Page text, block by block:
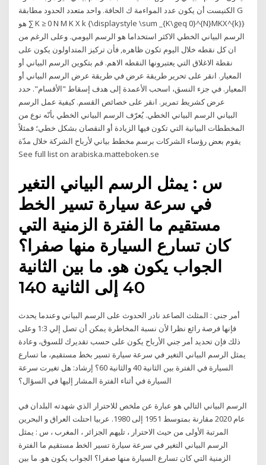
الكنيست أن يكون عدد المواءمة ك الحافة. واحد متعدد الحدود مطابقة G
هو ∑ K ≥ 0 N M K X k {\displaystyle \sum _{K\geq 0}^{N}MKX^{k}}
الرسم البياني الخطي الاكثر استخداما هو الرسم اليومي. وعلى الرغم من
ان كل نقطه خلال اليوم تكون ظاهره, فأن تركيز المتداولون يكون على
نقطة الاغلاق التي يعتبرونها النقطه الاهم. قم بتكوين الرسم البياني أو
المعيار. انقر على تحرير طريقة عرض في طريقة عرض الرسم البياني أو
المعيار. في جزء النسق، اسحب الأعمدة إلى هدف إسقاط "الأقسام". حدد
عرض كشريط تمرير. انقر على خصائص القسم. كيفية عمل الرسم
البياني الرسم البياني الخطي. يُعرّف الرسم البياني الخطي بأنّه نوع من
المخططات البيانية التي تكون فيها الزيادة أو النقصان بشكل خطي؛ فمثلاً
يقوم بعض رؤساء الشركات برسم مخطط بياني لأرباح الشركة خلال مدّة
See full list on arabiska.matteboken.se
س : يمثل الرسم البياني التغير
في سرعة سيارة تسير الخط
مستقيم ما الفترة الزمنية التي
كان تسارع السيارة منها صفرا؟
الجواب يكون هو. ما بين الثانية
40 إلى الثانية 140
أمر جني : المثلث الصاعد نادر الحدوث على الرسم البياني وعندما يحدث
فإنها فرصة رائع نظرا لأن نسبة المخاطرة يمكن أن تصل إلي 1:3 وعلى
ذلك فإن تحديد أمر جني الأرباح يكون على حسب تقديرك للسوق، وعادة
يمثل الرسم البياني التغير في سرعة سيارة تسير بخط مستقيم، ما تسارع
السيارة في الفترة بين الثانية 40 والثانية 60؟ إرشاد: هل تغيرت سرعة
السيارة في أثناء الفترة المشار إليها في السؤال؟
الرسم البياني التالي هو عبارة عن ملخص للاحترار الذي شهدته البلدان في
عام 2020 مقارنة بمتوسط 1951 إلى 1980. عربيا احتلت العراق و البحرين
المرتبة الأولى من حيث الاحترار ، تليهم الجزائر ، المغرب ، س : يمثل
الرسم البياني التغير في سرعة سيارة تسير الخط مستقيم ما الفترة
الزمنية التي كان تسارع السيارة منها صفرا؟ الجواب يكون هو. ما بين